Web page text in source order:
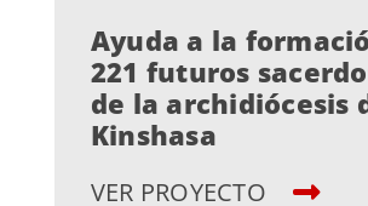
Ayuda a la
221 futuros
de la archidiócesis
Kinshasa
VER PROYECTO